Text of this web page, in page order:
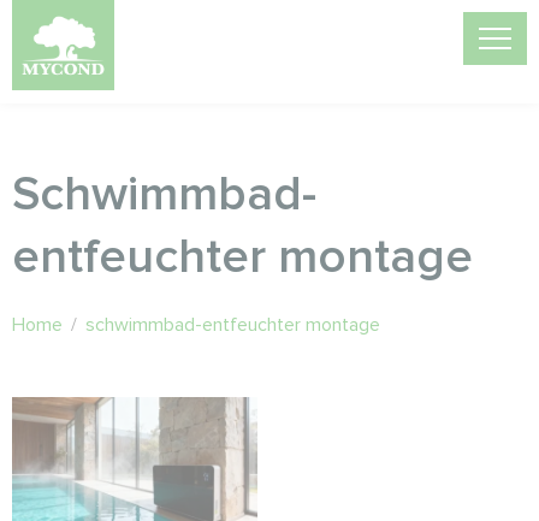
Schwimmbad-
entfeuchter montage
Home / schwimmbad-entfeuchter montage